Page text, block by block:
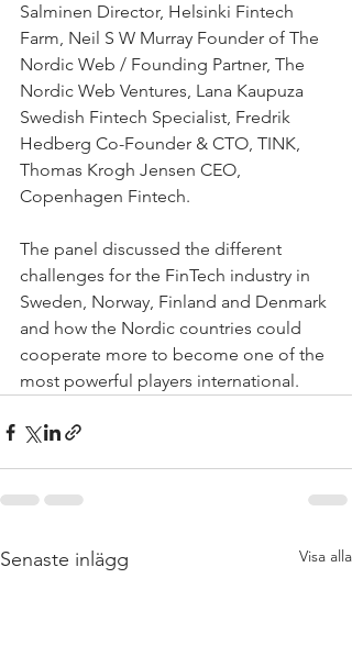
Salminen Director, Helsinki Fintech
Farm, Neil S W Murray Founder of The
Nordic Web / Founding Partner, The
Nordic Web Ventures, Lana Kaupuza
Swedish Fintech Specialist, Fredrik
Hedberg Co-Founder & CTO, TINK,
Thomas Krogh Jensen CEO,
Copenhagen Fintech.
The panel discussed the different
challenges for the FinTech industry in
Sweden, Norway, Finland and Denmark
and how the Nordic countries could
cooperate more to become one of the
most powerful players international.
Senaste inlägg Visa alla